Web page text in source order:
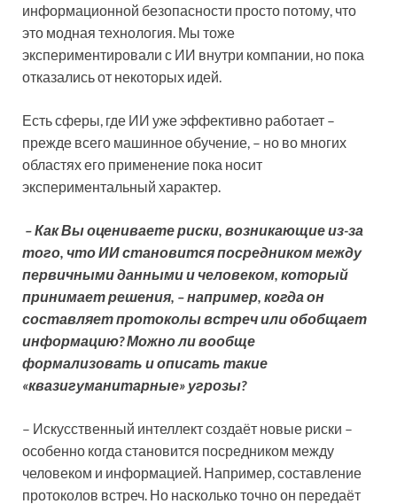
информационной безопасности просто потому, что
это модная технология. Мы тоже
экспериментировали с ИИ внутри компании, но пока
отказались от некоторых идей.
Есть сферы, где ИИ уже эффективно работает –
прежде всего машинное обучение, – но во многих
областях его применение пока носит
экспериментальный характер.
– Как Вы оцениваете риски, возникающие из-за
того, что ИИ становится посредником между
первичными данными и человеком, который
принимает решения, – например, когда он
составляет протоколы встреч или обобщает
информацию? Можно ли вообще
формализовать и описать такие
«квазигуманитарные» угрозы?
– Искусственный интеллект создаёт новые риски –
особенно когда становится посредником между
человеком и информацией. Например, составление
протоколов встреч. Но насколько точно он передаёт